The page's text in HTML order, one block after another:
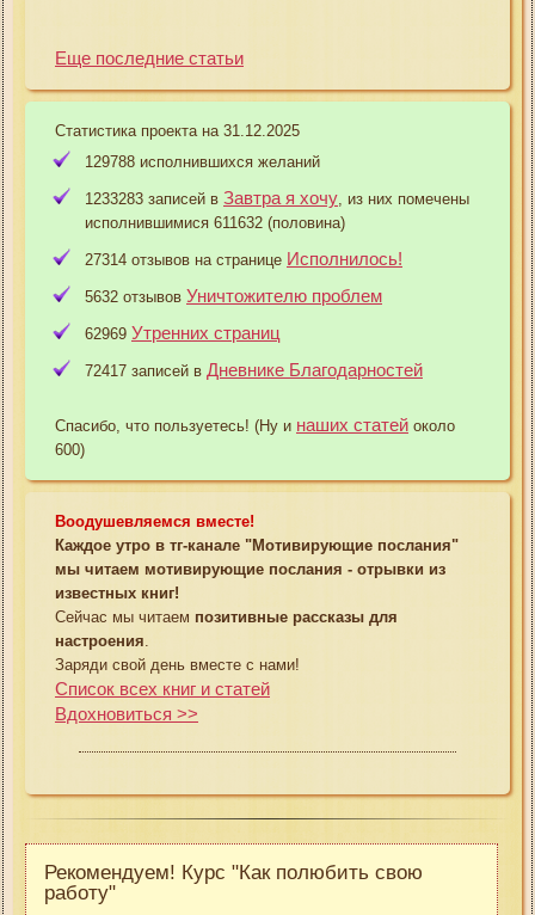
Еще последние статьи
Статистика проекта на 31.12.2025
129788 исполнившихся желаний
1233283 записей в Завтра я хочу , из них помечены
исполнившимися 611632 (половина)
27314 отзывов на странице Исполнилось!
5632 отзывов Уничтожителю проблем
62969 Утренних страниц
72417 записей в Дневнике Благодарностей
Спасибо, что пользуетесь! (Ну и наших статей около
600)
Воодушевляемся вместе!
Каждое утро в тг-канале "Мотивирующие послания"
мы читаем мотивирующие послания - отрывки из
известных книг!
Сейчас мы читаем позитивные рассказы для
настроения
Заряди свой день вместе с нами!
Список всех книг и статей
Вдохновиться >>
Рекомендуем! Курс "Как полюбить свою
работу"